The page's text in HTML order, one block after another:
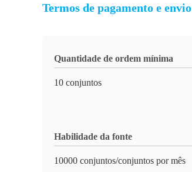
Termos de pagamento e envio
Quantidade de ordem mínima
10 conjuntos
Habilidade da fonte
10000 conjuntos/conjuntos por mês